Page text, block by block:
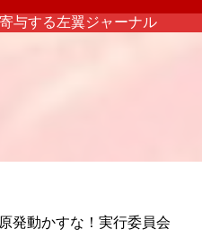
与する左翼ジャーナル
発動かすな！実行委員会